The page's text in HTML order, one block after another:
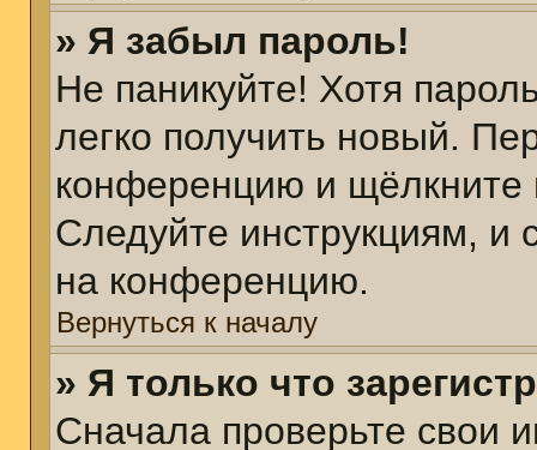
» Я забыл пароль!
Не паникуйте! Хотя
легко получить новый.
конференцию и щёлкните
Следуйте инструкциям, и
на конференцию.
Вернуться к началу
» Я только что
Сначала проверьте свои